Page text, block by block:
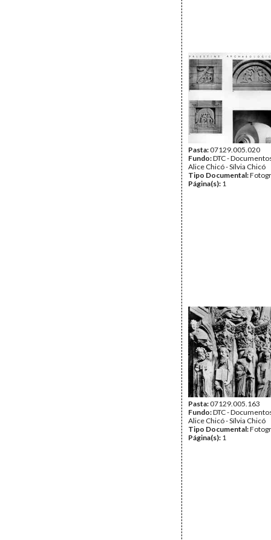
Pasta:07129.005.020
Fundo:DTC -
Alice Chicó - Sílvia Chicó
Tipo Documental:
Página(s): 1
Pasta:07129.005.163
Fundo:DTC -
Alice Chicó - Sílvia Chicó
Tipo Documental:
Página(s): 1